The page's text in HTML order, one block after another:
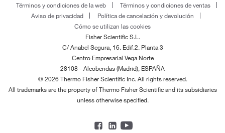
Términos y condiciones de la web
Términos y condiciones de ventas
Aviso de privacidad
Política de cancelación y devolución
Cómo se utilizan las cookies
Fisher Scientific S.L.
C/ Anabel Segura, 16. Edif.2. Planta 3
Centro Empresarial Vega Norte
28108 - Alcobendas (Madrid), ESPAÑA
© 2026 Thermo Fisher Scientific Inc. All rights reserved.
All trademarks are the property of Thermo Fisher Scientific and its subsidiaries
unless otherwise specified.